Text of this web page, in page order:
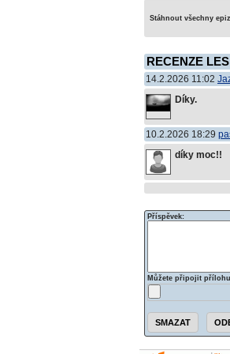
Stáhnout všechny
RECENZE
14.2.2026 11:02
Díky.
10.2.2026 18:29
díky moc!!
Příspěvek:
Můžete připojit